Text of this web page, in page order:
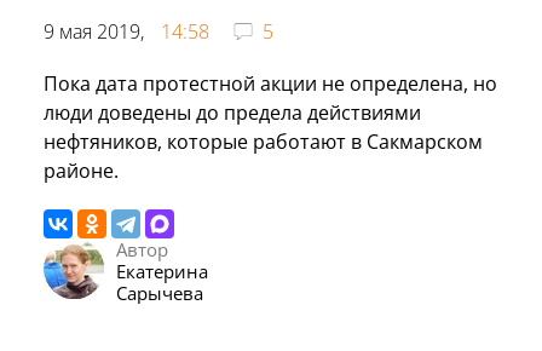
9 мая 2019, 14:58
5
Пока дата протестной акции не определена, но
люди доведены до предела действиями
нефтяников, которые работают в Сакмарском
районе.
Автор
Екатерина
Сарычева